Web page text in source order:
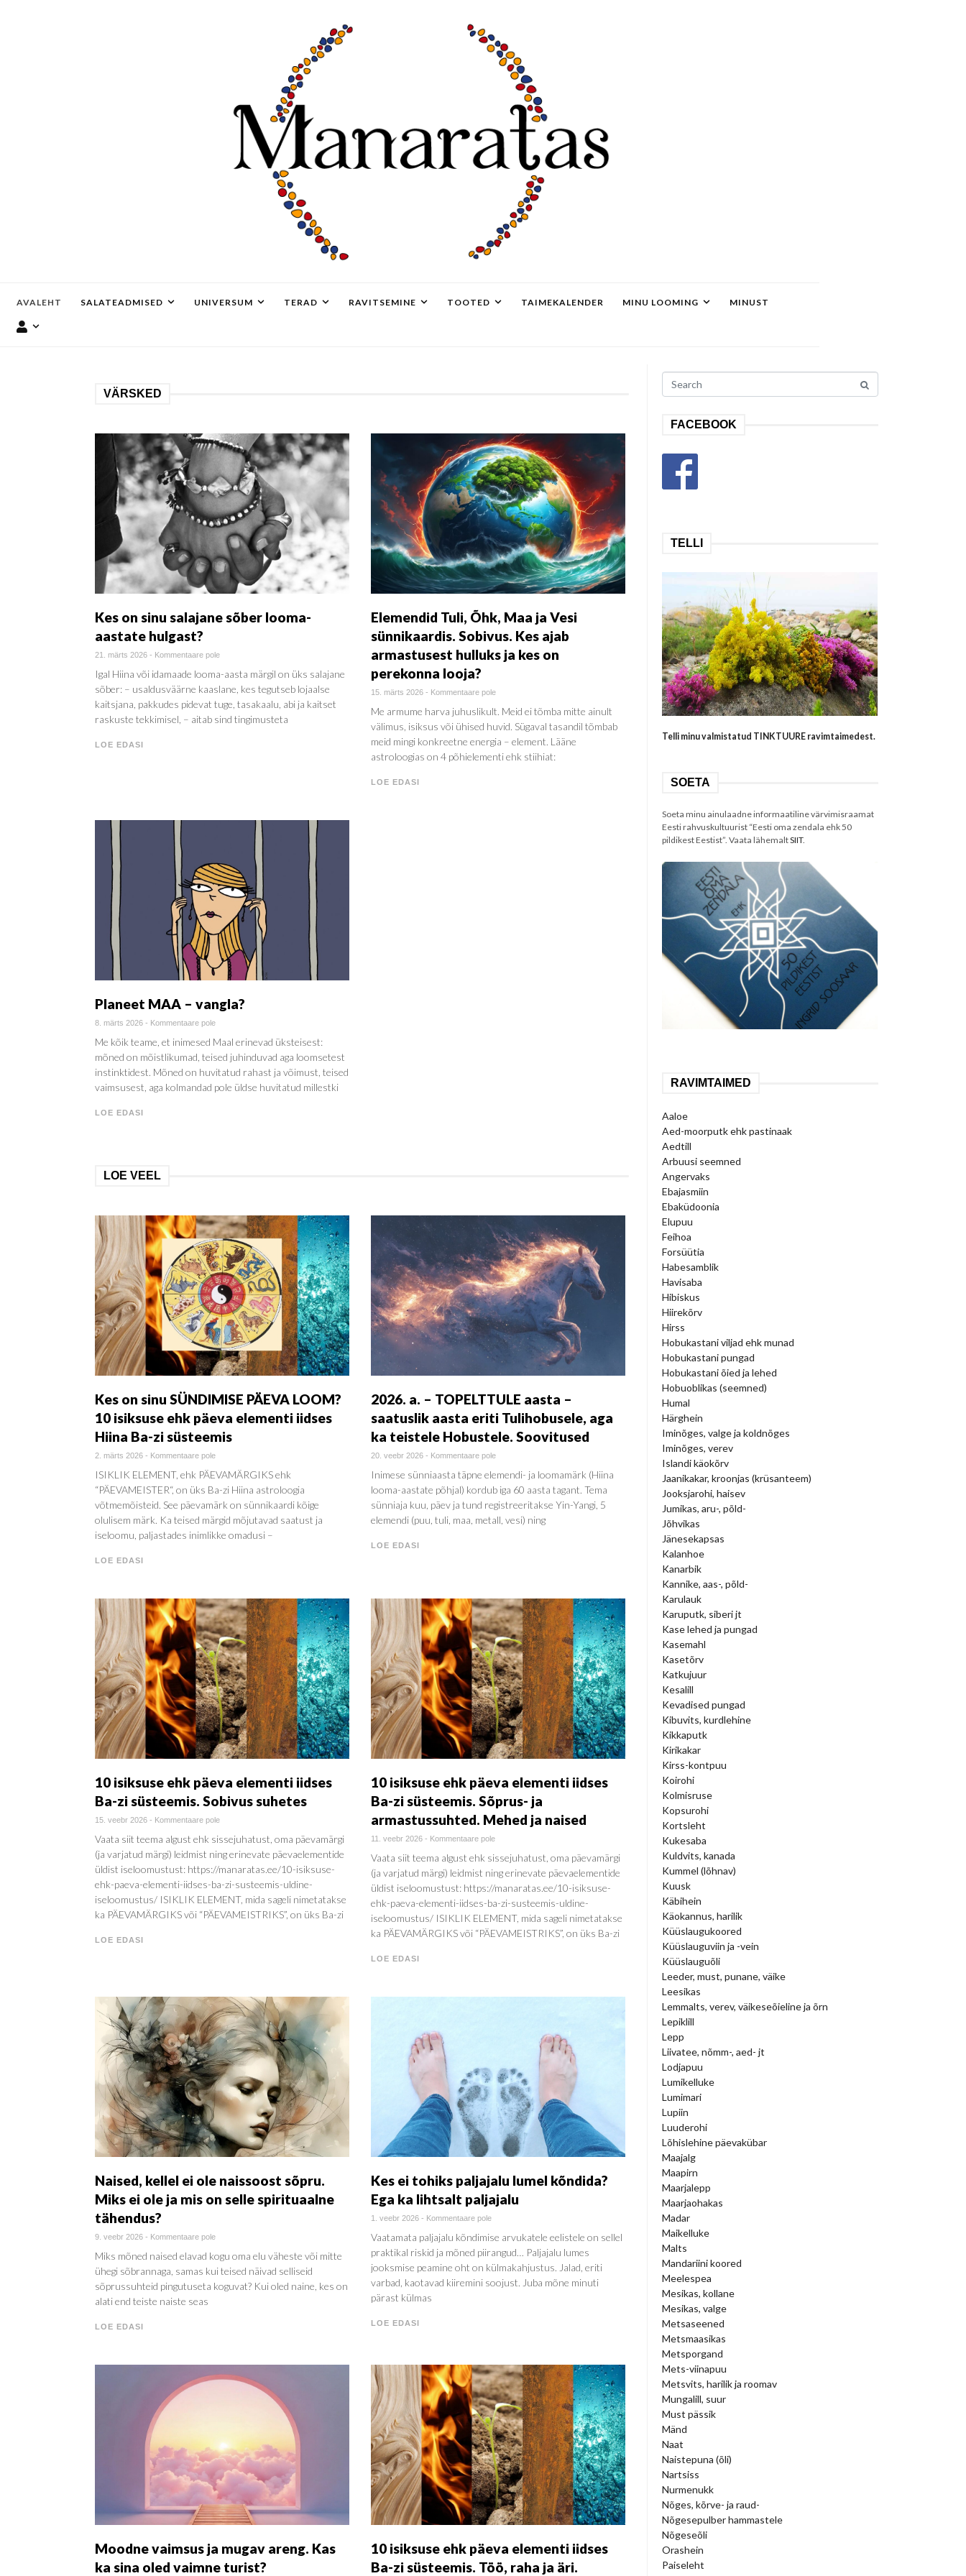
AVALEHT SALATEADMISED UNIVERSUM TERAD RAVITSEMINE TOOTED TAIMEKALENDER MINU LOOMING MINUST
VÄRSKED
Kes on sinu salajane sõber looma-
aastate hulgast?
21. märts 2026 - Kommentaare pole
Igal Hiina või idamaade looma-aasta märgil on üks salajane
sõber: – usaldusväärne kaaslane, kes tegutseb lojaalse
kaitsjana, pakkudes pidevat tuge, tasakaalu, abi ja kaitset
raskuste tekkimisel, – aitab sind tingimusteta
LOE EDASI
Elemendid Tuli, Õhk, Maa ja Vesi
sünnikaardis. Sobivus. Kes ajab
armastusest hulluks ja kes on
perekonna looja?
15. märts 2026 - Kommentaare pole
Me armume harva juhuslikult. Meid ei tõmba mitte ainult
välimus, isiksus või ühised huvid. Sügaval tasandil tõmbab
meid mingi konkreetne energia – element. Lääne
astroloogias on 4 põhielementi ehk stiihiat:
LOE EDASI
Planeet MAA – vangla?
8. märts 2026 - Kommentaare pole
Me kõik teame, et inimesed Maal erinevad üksteisest:
mõned on mõistlikumad, teised juhinduvad aga loomsetest
instinktidest. Mõned on huvitatud rahast ja võimust, teised
vaimsusest, aga kolmandad pole üldse huvitatud millestki
LOE EDASI
LOE VEEL
Kes on sinu SÜNDIMISE PÄEVA LOOM?
10 isiksuse ehk päeva elementi iidses
Hiina Ba-zi süsteemis
2. märts 2026 - Kommentaare pole
ISIKLIK ELEMENT, ehk PÄEVAMÄRGIKS ehk
“PÄEVAMEISTER“, on üks Ba-zi Hiina astroloogia
võtmemõisteid. See päevamärk on sünnikaardi kõige
olulisem märk. Ka teised märgid mõjutavad saatust ja
iseloomu, paljastades inimlikke omadusi –
LOE EDASI
2026. a. – TOPELTTULE aasta –
saatuslik aasta eriti Tulihobusele, aga
ka teistele Hobustele. Soovitused
20. veebr 2026 - Kommentaare pole
Inimese sünniaasta täpne elemendi- ja loomamärk (Hiina
looma-aastate põhjal) kordub iga 60 aasta tagant. Tema
sünniaja kuu, päev ja tund registreeritakse Yin-Yangi, 5
elemendi (puu, tuli, maa, metall, vesi) ning
LOE EDASI
10 isiksuse ehk päeva elementi iidses
Ba-zi süsteemis. Sobivus suhetes
15. veebr 2026 - Kommentaare pole
Vaata siit teema algust ehk sissejuhatust, oma päevamärgi
(ja varjatud märgi) leidmist ning erinevate päevaelementide
üldist iseloomustust: https://manaratas.ee/10-isiksuse-
ehk-paeva-elementi-iidses-ba-zi-susteemis-uldine-
iseloomustus/ ISIKLIK ELEMENT, mida sageli nimetatakse
ka PÄEVAMÄRGIKS või “PÄEVAMEISTRIKS”, on üks Ba-zi
LOE EDASI
10 isiksuse ehk päeva elementi iidses
Ba-zi süsteemis. Sõprus- ja
armastussuhted. Mehed ja naised
11. veebr 2026 - Kommentaare pole
Vaata siit teema algust ehk sissejuhatust, oma päevamärgi
(ja varjatud märgi) leidmist ning erinevate päevaelementide
üldist iseloomustust: https://manaratas.ee/10-isiksuse-
ehk-paeva-elementi-iidses-ba-zi-susteemis-uldine-
iseloomustus/ ISIKLIK ELEMENT, mida sageli nimetatakse
ka PÄEVAMÄRGIKS või “PÄEVAMEISTRIKS”, on üks Ba-zi
LOE EDASI
Naised, kellel ei ole naissoost sõpru.
Miks ei ole ja mis on selle spirituaalne
tähendus?
9. veebr 2026 - Kommentaare pole
Miks mõned naised elavad kogu oma elu väheste või mitte
ühegi sõbrannaga, samas kui teised näivad selliseid
sõprussuhteid pingutuseta koguvat? Kui oled naine, kes on
alati end teiste naiste seas
LOE EDASI
Kes ei tohiks paljajalu lumel kõndida?
Ega ka lihtsalt paljajalu
1. veebr 2026 - Kommentaare pole
Vaatamata paljajalu kõndimise arvukatele eelistele on sellel
praktikal riskid ja mõned piirangud… Paljajalu lumes
jooksmise peamine oht on külmakahjustus. Jalad, eriti
varbad, kaotavad kiiremini soojust. Juba mõne minuti
pärast külmas
LOE EDASI
Moodne vaimsus ja mugav areng. Kas
ka sina oled vaimne turist?
10 isiksuse ehk päeva elementi iidses
Ba-zi süsteemis. Töö, raha ja äri.
FACEBOOK
TELLI
Telli minu valmistatud TINKTUURE ravimtaimedest.
SOETA
Soeta minu ainulaadne informaatiline värvimisraamat
Eesti rahvuskultuurist “Eesti oma zendala ehk 50
pildikest Eestist”. Vaata lähemaltSIIT.
RAVIMTAIMED
Aaloe
Aed-moorputk ehk pastinaak
Aedtill
Arbuusi seemned
Angervaks
Ebajasmiin
Ebaküdoonia
Elupuu
Feihoa
Forsüütia
Habesamblik
Havisaba
Hibiskus
Hiirekõrv
Hirss
Hobukastani viljad ehk munad
Hobukastani pungad
Hobukastani õied ja lehed
Hobuoblikas (seemned)
Humal
Härghein
Iminõges, valge ja koldnõges
Iminõges, verev
Islandi käokõrv
Jaanikakar, kroonjas (krüsanteem)
Jooksjarohi, haisev
Jumikas, aru-, põld-
Jõhvikas
Jänesekapsas
Kalanhoe
Kanarbik
Kannike, aas-, põld-
Karulauk
Karuputk, siberi jt
Kase lehed ja pungad
Kasemahl
Kasetõrv
Katkujuur
Kesalill
Kevadised pungad
Kibuvits, kurdlehine
Kikkaputk
Kirikakar
Kirss-kontpuu
Koirohi
Kolmisruse
Kopsurohi
Kortsleht
Kukesaba
Kuldvits, kanada
Kummel (lõhnav)
Kuusk
Käbihein
Käokannus, harilik
Küüslaugukoored
Küüslauguviin ja -vein
Küüslauguõli
Leeder, must, punane, väike
Leesikas
Lemmalts, verev, väikeseõieline ja õrn
Lepiklill
Lepp
Liivatee, nõmm-, aed- jt
Lodjapuu
Lumikelluke
Lumimari
Lupiin
Luuderohi
Lõhislehine päevakübar
Maajalg
Maapirn
Maarjalepp
Maarjaohakas
Madar
Maikelluke
Malts
Mandariini koored
Meelespea
Mesikas, kollane
Mesikas, valge
Metsaseened
Metsmaasikas
Metsporgand
Mets-viinapuu
Metsvits, harilik ja roomav
Mungalill, suur
Must pässik
Mänd
Naat
Naistepuna (õli)
Nartsiss
Nurmenukk
Nõges, kõrve- ja raud-
Nõgesepulber hammastele
Nõgeseõli
Orashein
Paiseleht